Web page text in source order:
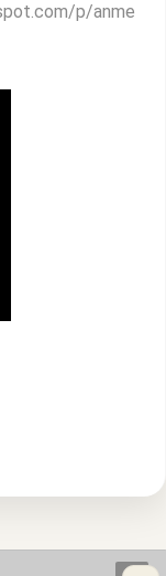
p/anme